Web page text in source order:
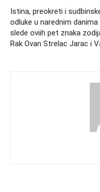
Istina, preokreti i
odluke u narednim danima
slede oviih pet znaka
Rak Ovan Strelac Jarac i